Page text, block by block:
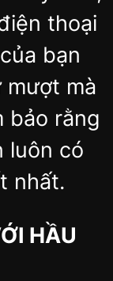
thoại
bạn
mượt mà
bảo rằng
luôn có
nhất.
HẦU